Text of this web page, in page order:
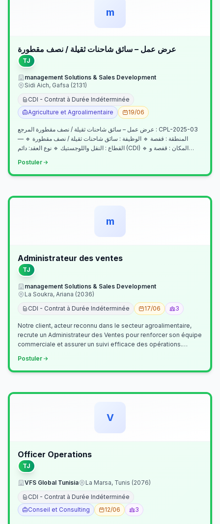
m
عرض عمل – سائق شاحنات ثقيلة / نصف مقطورة
TJ
management Solutions & Sales Development
Sidi Aich, Gafsa (2131)
CDI - Contrat à Durée Indéterminée
Agriculture et Agroalimentaire
19/06
عرض عمل – سائق شاحنات ثقيلة / نصف مقطورة المرجع : CPL-2025-03
— المنطقة : قفصة 🔹 الوظيفة : سائق شاحنات ثقيلة / نصف مقطورة 🔹
القطاع : النقل واللوجستيك 🔹 نوع العقد: دائم (CDI) 🔹 المكان : قفصة و…
Postuler
m
Administrateur des ventes
TJ
management Solutions & Sales Development
La Soukra, Ariana (2036)
CDI - Contrat à Durée Indéterminée
17/06 3
Notre client, acteur reconnu dans le secteur agroalimentaire,
recrute un Administrateur des Ventes pour renforcer son équipe
commerciale et assurer un suivi efficace des opérations.
Postuler
V
Officer Operations
TJ
VFS Global Tunisia
La Marsa, Tunis (2076)
CDI - Contrat à Durée Indéterminée
Conseil et Consulting
12/06 3